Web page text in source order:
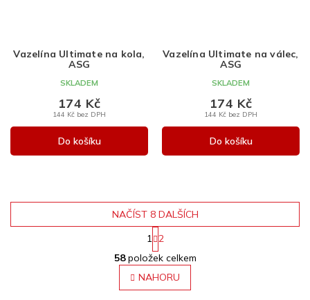
Vazelína Ultimate na kola,
ASG
SKLADEM
144 Kč bez DPH
174 Kč
Do košíku
Vazelína Ultimate na válec,
ASG
SKLADEM
144 Kč bez DPH
174 Kč
Do košíku
O
v
l
á
NAČÍST 8 DALŠÍCH
S
t
r
1 2
58položek celkem
NAHORU